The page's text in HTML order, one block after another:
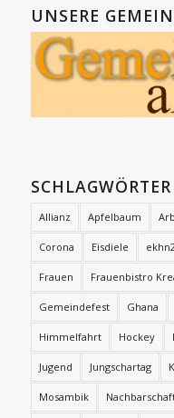
UNSERE
SCHLAGWÖRTER
Allianz Apfelbaum
Corona Eisdiele
Frauen Frauenbistro
Gemeindefest Ghana
Himmelfahrt Hockey
Jugend Jungschartag
Mosambik